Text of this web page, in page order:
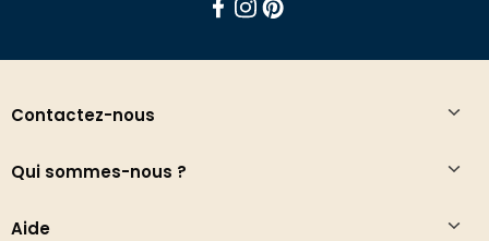
Contactez-nous
Qui sommes-nous ?
Aide